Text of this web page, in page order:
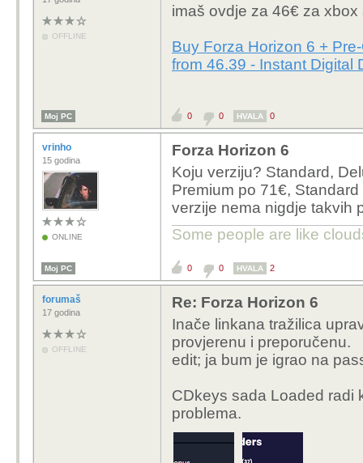
OFFLINE
imaš ovdje za 46€ za xbox
Buy Forza Horizon 6 +
from 46.39 - Instant Digital
Moj PC 0 0 HVALA 0
vrinho
15 godina
ONLINE
Forza Horizon 6
Koju verziju? Standard,
Premium po 71€,
verzije nema nigdje takvih
Some people are like
Moj PC 0 0 HVALA 2
forumaš
17 godina
OFFLINE
Re: Forza Horizon 6
Inače linkana tražilica
provjerenu i preporučenu.
edit; ja bum je igrao na
CDkeys sada Loaded radi
problema.